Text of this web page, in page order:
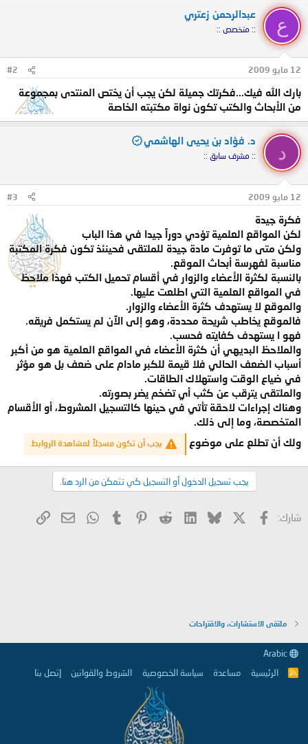
ع
عبدالرحمن زعتري
:: متخصص ::
12 مايو 2009 #2
بارك الله فيك...فكرتك جميلة لكن يجب أن يختص المنتدى بمجموعة
من الأبحاث والكتب تكون نواة مكتبته الخاصة
د
د. فؤاد بن يحيى الهاشمي
:: مشرف سابق ::
12 مايو 2009 #3
فكرة جيدة
لكن المواقع العلمية تؤدي دوراً جيدا في هذا الباب
ولكن متى ما توفرت مادة جيدة للملتقى فحينئذ تكون فكرة المكتبة
مناسبة لفهرسة أبحاث الموقع.
بالنسبة لكثرة الأعضاء والزوار في أقسام تحميل الكتب فهذا ملاحظ
في المواقع العلمية التي اطلعت عليها.
والموقع لا يستهدف كثرة الأعضاء والزوار.
فالموقع يخاطب شريحة محددة، وهو إلى الآن لم يستكمل فريقه.
فهو ا يستهدف كفايته فحسب.
والملاحظ البديهي أن كثرة الأعضاء في المواقع العلمية هو من أكبر
أسباب الضعف الحالي فلا قيمة للكبر مادام على ضعف بل هو مؤثر
في ضياع الوقت واستهلاك الطاقات.
والملتقى يترقب عن كثب أي تضخم يضر بصورته.
وهناك إجراءات لاحقة تأتي في حينها كالتسجيل المشروط، أو الأقسام
المتخصصة، وما إلى ذلك.
ولك أن تطلع على موضوع
يجب أن تكون مسجلاً لمشاهدة الروابط
يجب تسجيل الدخول أو التسجيل كي تتمكن من الرد هنا.
شارك: فيسبوك Bluesky
LinkedIn
Reddit
Pinterest
Tumblr
WhatsApp
البريد
ملتقى الاستشارات، والاقتراحات
R
الرئيسية مساعدة سياسة الخصوصية الشروط والقوانين إتصل بنا